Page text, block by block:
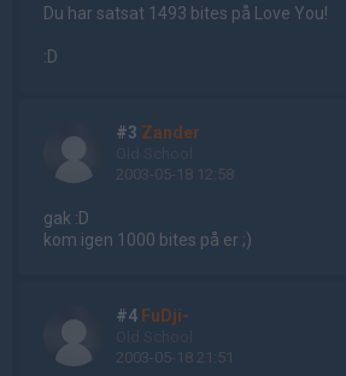
Du har satsat 1493 bites på Love You!
:D
#3 Zander
2003-05-18 12:58
gak :D
kom igen 1000 bites på er ;)
#4 FuDji-
2003-05-18 21:51